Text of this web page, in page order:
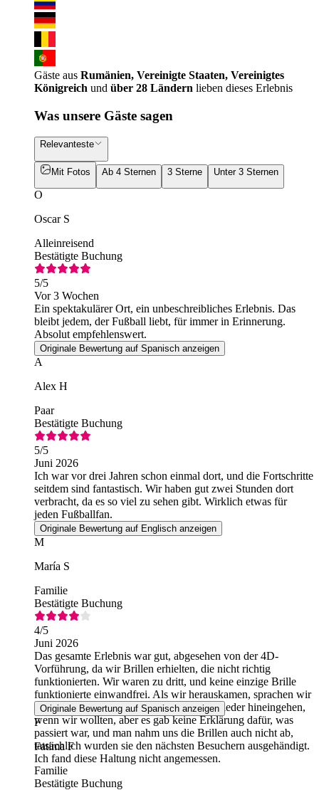
Gäste aus Rumänien, Vereinigte Staaten, Vereinigtes
Königreich und über 28 Ländern lieben dieses Erlebnis
Was unsere Gäste sagen
Relevanteste
Mit Fotos Ab 4 Sternen 3 Sterne Unter 3 Sternen
O
Oscar S
Alleinreisend
Bestätigte Buchung
5/5
Vor 3 Wochen
Ein spektakulärer Ort, ein unbeschreibliches Erlebnis. Das
bleibt jedem, der Fußball liebt, für immer in Erinnerung.
Absolut empfehlenswert.
Originale Bewertung auf Spanisch anzeigen
A
Alex H
Paar
Bestätigte Buchung
5/5
Juni 2026
Ich war vor drei Jahren schon einmal dort, und die Fortschritte
seitdem sind fantastisch. Wir haben gut zwei Stunden dort
verbracht, da es so viel zu sehen gibt. Wirklich etwas für
jeden Fußballfan.
Originale Bewertung auf Englisch anzeigen
M
María S
Familie
Bestätigte Buchung
4/5
Juni 2026
Das gesamte Erlebnis war gut, abgesehen von der 4D-
Vorführung, da wir Brillen erhielten, die nicht richtig
funktionierten. Wir waren zu dritt, und keine einzige Brille
funktionierte einwandfrei. Als wir herauskamen, sprachen wir
das an, und man sagte uns, wir könnten wieder hineingehen,
wenn wir wollten, aber es gab keine Erklärung dafür, was
passiert war, und man nahm uns die Brillen auch nicht ab,
tatsächlich wurden sie den nächsten Besuchern ausgehändigt.
Ich fand diese Haltung nicht angemessen.
Originale Bewertung auf Spanisch anzeigen
F
Fatima F
Familie
Bestätigte Buchung